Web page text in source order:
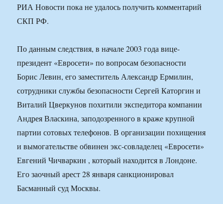
РИА Новости пока не удалось получить комментарий
СКП РФ.
По данным следствия, в начале 2003 года вице-
президент «Евросети» по вопросам безопасности
Борис Левин, его заместитель Александр Ермилин,
сотрудники службы безопасности Сергей Каторгин и
Виталий Цверкунов похитили экспедитора компании
Андрея Власкина, заподозренного в краже крупной
партии сотовых телефонов. В организации похищения
и вымогательстве обвинен экс-совладелец «Евросети»
Евгений Чичваркин , который находится в Лондоне.
Его заочный арест 28 января санкционировал
Басманный суд Москвы.